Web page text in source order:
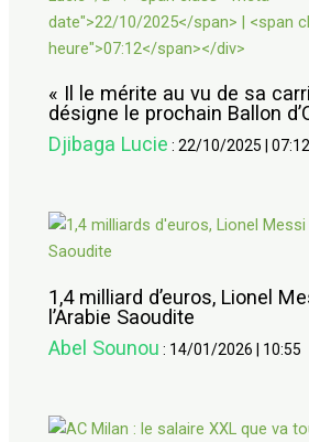
« Il le mérite au vu de sa
désigne le prochain Ballon
Djibaga Lucie :22/10/2025 |07:12
1,4 milliard d’euros, Lionel
l’Arabie Saoudite
Abel Sounou : 14/01/2026 | 10:55